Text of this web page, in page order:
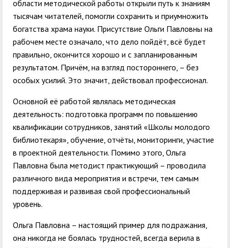
области методической работы открыли путь к знаниям
тысячам читателей, помогли сохранить и приумножить
богатства храма науки. Присутствие Ольги Павловны на
рабочем месте означало, что дело пойдёт, всё будет
правильно, окончится хорошо и с запланированным
результатом. Причём, на взгляд постороннего, – без
особых усилий. Это значит, действовал профессионал.
Основной её работой являлась методическая
деятельность: подготовка программ по повышению
квалификации сотрудников, занятий «Школы молодого
библиотекаря», обучение, отчёты, мониторинги, участие
в проектной деятельности. Помимо этого, Ольга
Павловна была методист практикующий – проводила
различного вида мероприятия и встречи, тем самым
поддерживая и развивая свой профессиональный
уровень.
Ольга Павловна – настоящий пример для подражания,
она никогда не боялась трудностей, всегда верила в